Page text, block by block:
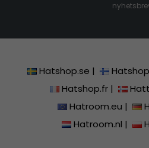
Hatshop.se |
Hatshop.fr|
Hatroom.eu |
Hatroom.nl |